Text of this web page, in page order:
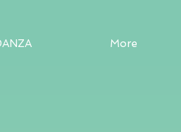
More